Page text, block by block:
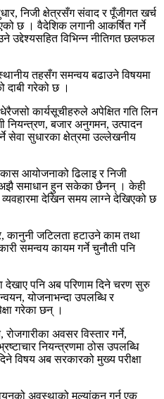
निजी क्षेत्रसँग संवाद र पूँजीगत खर्च
छ । वैदेशिक लगानी आकर्षित गर्ने
उद्देश्यसहित विभिन्न नीतिगत छलफल
स्थानीय तहसँग समन्वय बढाउने विषयमा
दाबी गरेको छ ।
कार्यसूचीहरुले अपेक्षित गति लिन
नियन्त्रण, बजार अनुगमन, उत्पादन
सेवा सुधारका क्षेत्रमा उल्लेखनीय
आयोजनाको ढिलाइ र निजी
अझै समाधान हुन सकेका छैनन् । केही
व्यवहारमा देखिन समय लाग्ने देखिएको छ
कानुनी जटिलता हटाउने काम तथा
समन्वय कायम गर्ने चुनौती पनि
देखाए पनि अब परिणाम दिने चरण सुरु
योजनाभन्दा उपलब्धि र
गरेका छन् ।
अवसर विस्तार गर्ने,
नियन्त्रणमा ठोस उपलब्धि
विषय अब सरकारको मुख्य परीक्षा
अवस्थाको मूल्यांकन गर्न एक